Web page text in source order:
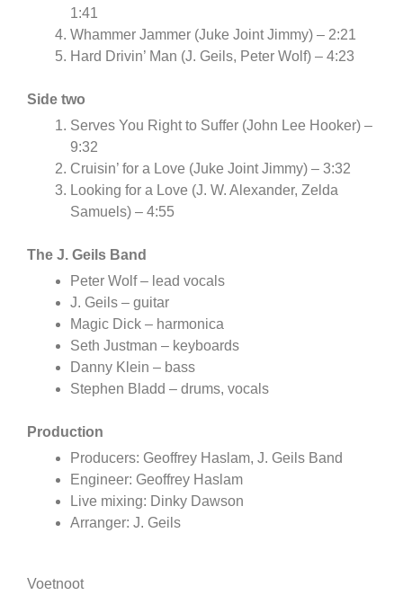
1:41
Whammer Jammer (Juke Joint Jimmy) – 2:21
Hard Drivin’ Man (J. Geils, Peter Wolf) – 4:23
Side two
Serves You Right to Suffer (John Lee Hooker) –
9:32
Cruisin’ for a Love (Juke Joint Jimmy) – 3:32
Looking for a Love (J. W. Alexander, Zelda
Samuels) – 4:55
The J. Geils Band
Peter Wolf – lead vocals
J. Geils – guitar
Magic Dick – harmonica
Seth Justman – keyboards
Danny Klein – bass
Stephen Bladd – drums, vocals
Production
Producers: Geoffrey Haslam, J. Geils Band
Engineer: Geoffrey Haslam
Live mixing: Dinky Dawson
Arranger: J. Geils
Voetnoot